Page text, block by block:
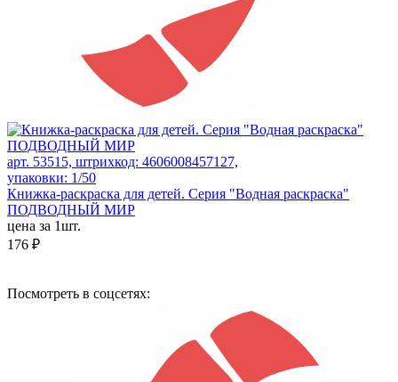
арт. 53515, штрихкод: 4606008457127,
упаковки: 1/50
Книжка-раскраска для детей. Серия "Водная раскраска"
ПОДВОДНЫЙ МИР
цена за 1шт.
176 ₽
Посмотреть в соцсетях: